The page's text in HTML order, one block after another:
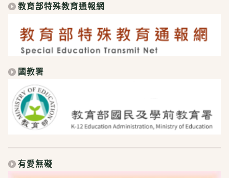
教育部特殊教育通報網
國教署
有愛無礙